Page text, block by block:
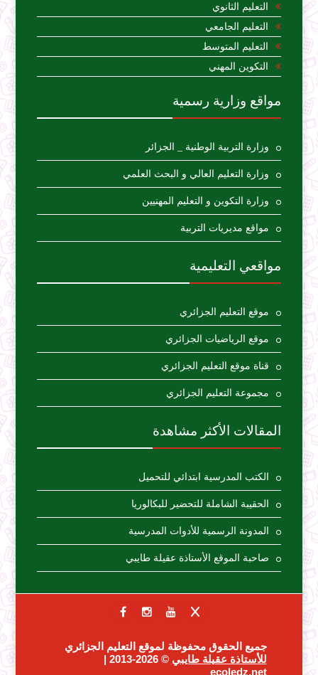
التعليم الثانوي
التعليم الجامعي
التعليم المتوسط
التكوين المهني
مواقع وزارية رسمية
وزارة التربية الوطنية _ الجزائر
وزارة التعليم العالي و البحث العلمي
وزارة التكوين و التعليم المهنيين
مواقع مديريات التربية
مواقعي التعليمية
موقع التعليم الجزائري
موقع الرياضيات الجزائري
قناة موقع التعليم الجزائري
مجموعة التعليم الجزائري
المقالات الأكثر مشاهدة
الكتب المدرسية ابتدائي للتحميل
الحقيبة الشاملة للتحضير للبكالوريا
المدونة الرسمية للأدوات المدرسية
صاحبة الموقع الأستاذة عقيلة طايبي
جميع الحقوق محفوظة لموقع التعليم الجزائري
للأستاذة عقيلة طايبي © 2026-2013 |
ecoledz.net